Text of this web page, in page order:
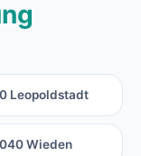
Leopoldstadt
Wieden